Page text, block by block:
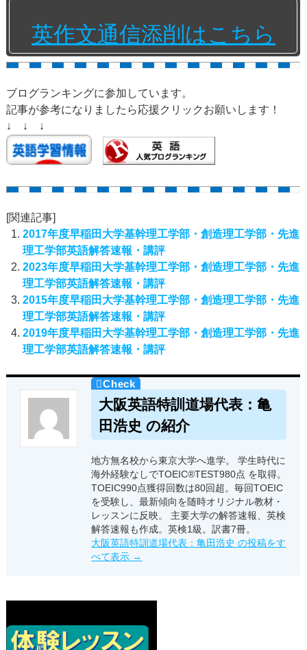
英作文通信添削はこちら
ブログランキングに参加しています。
記事が参考になりましたら応援クリックお願いします！
↓ ↓ ↓
[関連記事]
2017年度早稲田大学基幹理工学部・創造理工学部・先進
理工学部英語解答速報・講評
2023年度早稲田大学基幹理工学部・創造理工学部・先進
理工学部英語解答速報・講評
2015年度早稲田大学基幹理工学部・創造理工学部・先進
理工学部英語解答速報・講評
2019年度早稲田大学基幹理工学部・創造理工学部・先進
理工学部英語解答速報・講評
大阪英語特訓道場代表：亀
田浩史 の紹介
地方無名校から東京大学へ進学。 学生時代に
海外経験なしでTOEIC®TEST980点 を取得。
TOEIC990点獲得回数は80回超。毎回TOEIC
を受験し、最新傾向を随時オリジナル教材・
レッスンに反映。 主要大学の解答速報、英検
解答速報も作成。英検1級。訳書7冊。
大阪英語特訓道場代表：亀田浩史 の投稿をす
べて表示 →